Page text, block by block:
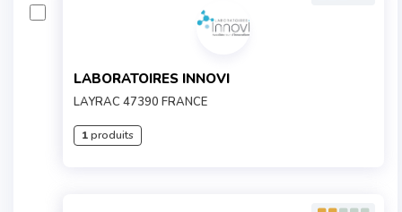
LABORATOIRES INNOVI
LAYRAC 47390 FRANCE
1produits